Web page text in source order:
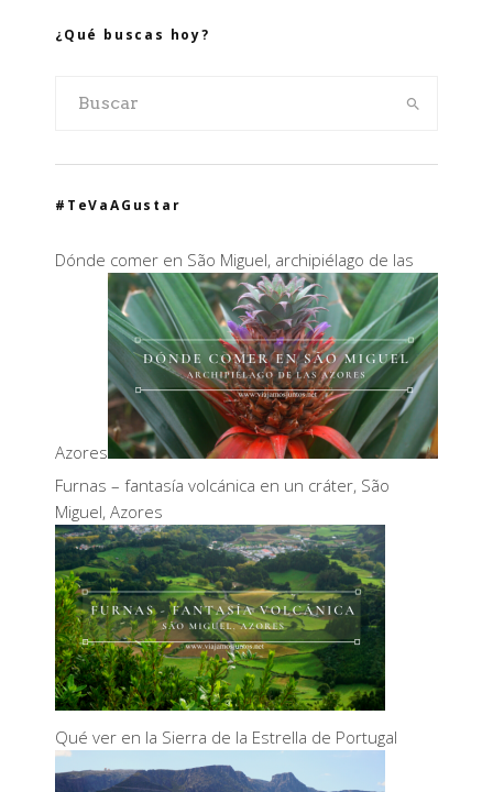
¿Qué buscas hoy?
#TeVaAGustar
Dónde comer en São Miguel, archipiélago de las
Azores
Furnas – fantasía volcánica en un cráter, São
Miguel, Azores
Qué ver en la Sierra de la Estrella de Portugal